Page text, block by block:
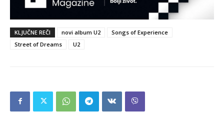
KLJUČNE REČI novi album U2
Songs of Experience
Street of Dreams
U2